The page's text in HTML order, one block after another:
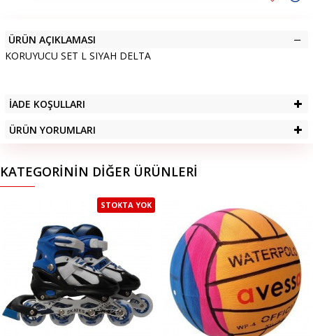
ÜRÜN AÇIKLAMASI
KORUYUCU SET L SIYAH DELTA
İADE KOŞULLARI
ÜRÜN YORUMLARI
KATEGORININ DIĞER ÜRÜNLERI
STOKTA YOK